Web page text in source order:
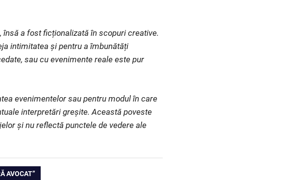
a fost ficționalizată în scopuri creative.
intimitatea și pentru a îmbunătăți
sau cu evenimente reale este pur
evenimentelor sau pentru modul în care
interpretări greșite. Această poveste
și nu reflectă punctele de vedere ale
AVOCAT”